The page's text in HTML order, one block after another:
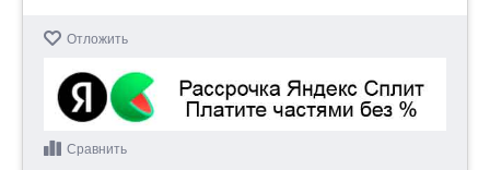
Отложить
Сравнить